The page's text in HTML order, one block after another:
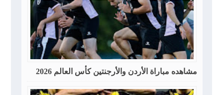
مشاهده مباراة الأردن والأرجنتين كأس العالم 2026